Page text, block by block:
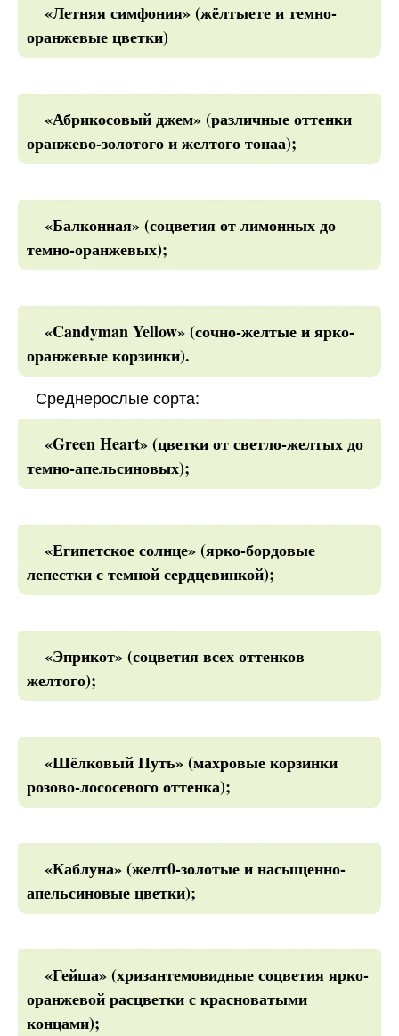
«Летняя симфония» (жёлтыете и темно-
оранжевые цветки)
«Абрикосовый джем» (различные оттенки
оранжево-золотого и желтого тонаа);
«Балконная» (соцветия от лимонных до
темно-оранжевых);
«Candyman Yellow» (сочно-желтые и ярко-
оранжевые корзинки).
Среднерослые сорта:
«Green Heart» (цветки от светло-желтых до
темно-апельсиновых);
«Египетское солнце» (ярко-бордовые
лепестки с темной сердцевинкой);
«Эприкот» (соцветия всех оттенков
желтого);
«Шёлковый Путь» (махровые корзинки
розово-лососевого оттенка);
«Каблуна» (желт0-золотые и насыщенно-
апельсиновые цветки);
«Гейша» (хризантемовидные соцветия ярко-
оранжевой расцветки с красноватыми
концами);